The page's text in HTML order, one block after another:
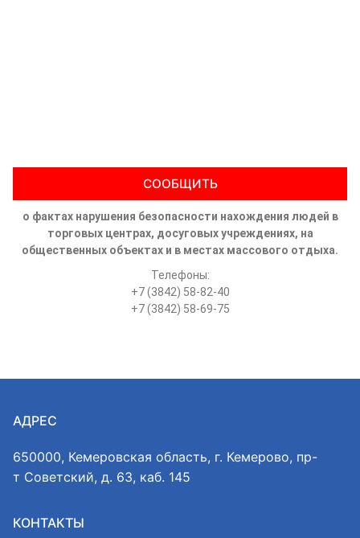
СООБЩИТЬ
о фактах нарушения безопасности нахождения людей в
торговых центрах, досуговых учреждениях, на
общественных объектах и в местах массового отдыха.
Телефоны:
+7 (3842) 58-82-40
+7 (3842) 58-69-75
АДРЕС
650000, Кемеровская область, г. Кемерово, пр-
т Советский, д. 63, каб. 145
КОНТАКТЫ